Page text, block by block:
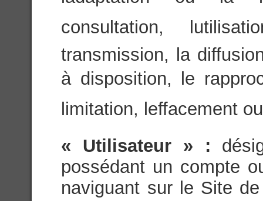
consultation,
transmission, la
à disposition, le
limitation, leffacement
« Utilisateur » :
possédant un compte
naviguant sur le Site